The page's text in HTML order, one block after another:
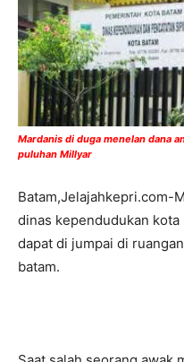
Mardanis di duga menelan dana
puluhan Millyar
Batam,Jelajahkepri.com-
dinas kependudukan
dapat di jumpai di
batam.